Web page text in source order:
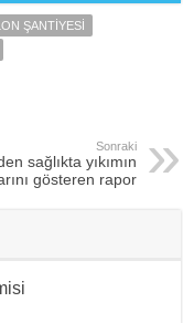
ŞANTIYESI
Sonraki
sağlıkta yıkımın
gösteren rapor